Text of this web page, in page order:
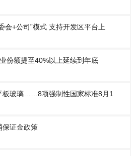
会+公司”模式 支持开发区平台上
份额提至40%以上延续到年底
板玻璃……8项强制性国家标准8月1
保证金政策